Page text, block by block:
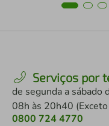
Serviços por
de segunda a sábado
08h às 20h40
0800 724 4770